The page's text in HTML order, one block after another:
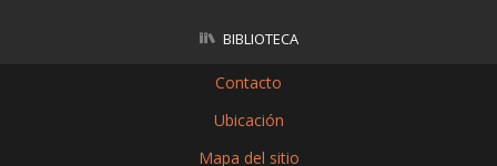
BIBLIOTECA
Contacto
Ubicación
Mapa del sitio